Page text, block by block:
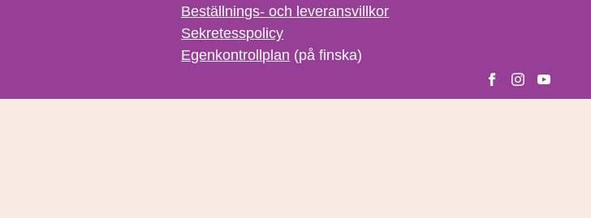
Beställnings- och leveransvillkor
Sekretesspolicy
Egenkontrollplan (på finska)